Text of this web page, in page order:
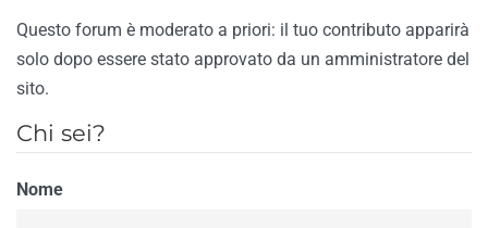
Questo forum è moderato a priori: il tuo contributo apparirà
solo dopo essere stato approvato da un amministratore del
sito.
Chi sei?
Nome